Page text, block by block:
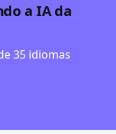
a IA da
35 idiomas